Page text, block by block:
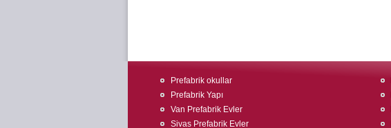
Prefabrik okullar
Prefabrik Yapı
Van Prefabrik Evler
Sivas Prefabrik Evler